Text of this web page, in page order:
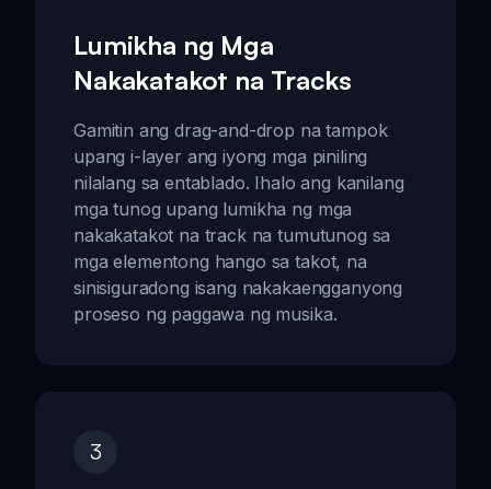
Lumikha ng Mga
Nakakatakot na Tracks
Gamitin ang drag-and-drop na tampok
upang i-layer ang iyong mga piniling
nilalang sa entablado. Ihalo ang kanilang
mga tunog upang lumikha ng mga
nakakatakot na track na tumutunog sa
mga elementong hango sa takot, na
sinisiguradong isang nakakaengganyong
proseso ng paggawa ng musika.
3